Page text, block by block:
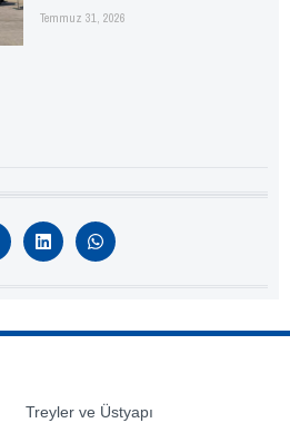
Temmuz 31, 2026
Treyler ve Üstyapı